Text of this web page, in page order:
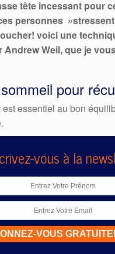
tête incessant pour
personnes
voici une
Andrew Weil, que je
pour
est essentiel au bon
vous à la